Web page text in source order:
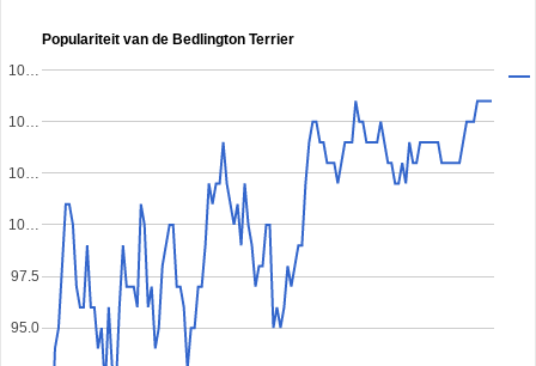
Populariteit van de Bedlington Terrier
95.0
97.5
10…
10…
10…
10…